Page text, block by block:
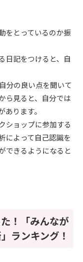
をとっているのか振
日記をつけると、自
分の良い点を聞いて
ら見ると、自分では
ります。
ショップに参加する
によって自己認識を
できるようになると
！「みんなが
ランキング！